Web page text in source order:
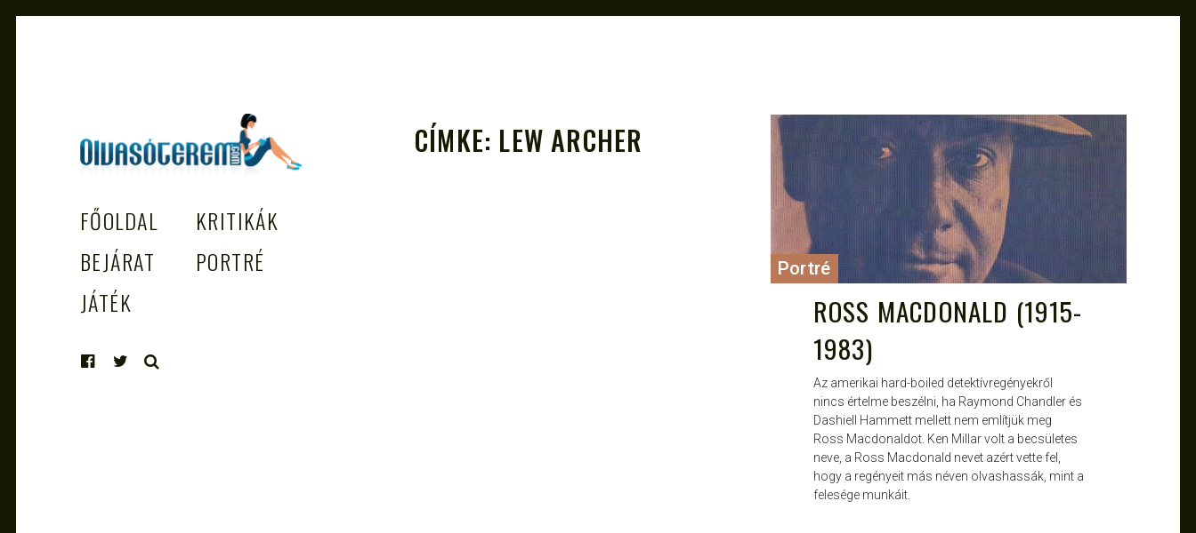
EGÉSZSÉGES OLVASÁS TÁMOGATÓJA
FŐOLDAL
KRITIKÁK
BEJÁRAT
PORTRÉ
JÁTÉK
CÍMKE: LEW ARCHER ATTILA DEC 13, 2013
Portré
ROSS MACDONALD (1915-
1983)
Az amerikai hard-boiled detektívregényekről
nincs értelme beszélni, ha Raymond Chandler és
Dashiell Hammett mellett nem említjük meg
Ross Macdonaldot. Ken Millar volt a becsületes
neve, a Ross Macdonald nevet azért vette fel,
hogy a regényeit más néven olvashassák, mint a
felesége munkáit.